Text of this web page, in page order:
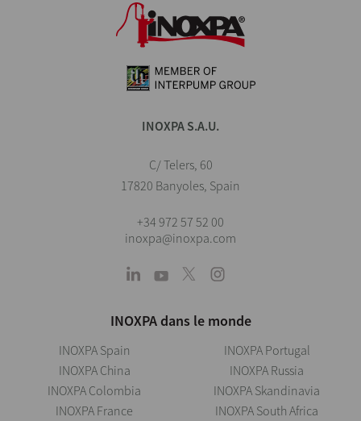
INOXPA S.A.U.
C/ Telers, 60
17820 Banyoles, Spain
+34 972 57 52 00
inoxpa@inoxpa.com
INOXPA dans le monde
INOXPA Spain
INOXPA China
INOXPA Colombia
INOXPA France
INOXPA Portugal
INOXPA Russia
INOXPA Skandinavia
INOXPA South Africa